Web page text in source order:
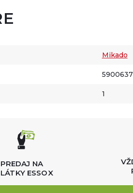
Mikado
1
PREDAJ NA
ESSOX